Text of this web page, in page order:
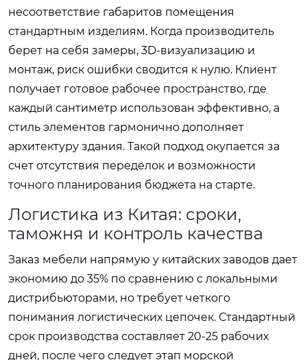
несоответствие габаритов помещения
стандартным изделиям. Когда производитель
берет на себя замеры, 3D-визуализацию и
монтаж, риск ошибки сводится к нулю. Клиент
получает готовое рабочее пространство, где
каждый сантиметр использован эффективно, а
стиль элементов гармонично дополняет
архитектуру здания. Такой подход окупается за
счет отсутствия переделок и возможности
точного планирования бюджета на старте.
Логистика из Китая: сроки,
таможня и контроль качества
Заказ мебели напрямую у китайских заводов дает
экономию до 35% по сравнению с локальными
дистрибьюторами, но требует четкого
понимания логистических цепочек. Стандартный
срок производства составляет 20-25 рабочих
дней, после чего следует этап морской